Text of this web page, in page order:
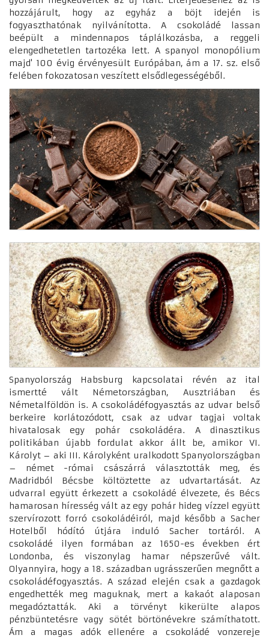
hozzájárult, hogy az egyház a böjt idején is
fogyaszthatónak nyilvánította. A csokoládé lassan
beépült a mindennapos táplálkozásba, a reggeli
elengedhetetlen tartozéka lett. A spanyol monopólium
majd' 100 évig érvényesült Európában, ám a 17. sz. első
felében fokozatosan veszített elsődlegességéből.
Spanyolország Habsburg kapcsolatai révén az ital
ismertté vált Németországban, Ausztriában és
Németalföldön is. A csokoládéfogyasztás az udvar belső
berkeire korlátozódott, csak az udvar tagjai voltak
hivatalosak egy pohár csokoládéra. A dinasztikus
politikában újabb fordulat akkor állt be, amikor VI.
Károlyt – aki III. Károlyként uralkodott Spanyolországban
– német -római császárrá választották meg, és
Madridból Bécsbe költöztette az udvartartását. Az
udvarral együtt érkezett a csokoládé élvezete, és Bécs
hamarosan híresség vált az egy pohár hideg vízzel együtt
szervírozott forró csokoládéiról, majd később a Sacher
Hotelből hódító útjára induló Sacher tortáról. A
csokoládé ilyen formában az 1650-es években ért
Londonba, és viszonylag hamar népszerűvé vált.
Olyannyira, hogy a 18. században ugrásszerűen megnőtt a
csokoládéfogyasztás. A század elején csak a gazdagok
engedhették meg maguknak, mert a kakaót alaposan
megadóztatták. Aki a törvényt kikerülte alapos
pénzbüntetésre vagy sötét börtönévekre számíthatott.
Ám a magas adók ellenére a csokoládé vonzereje